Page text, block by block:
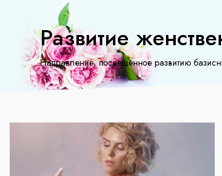
Развитие
Направление, посвященное развитию